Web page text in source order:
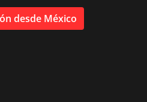
desde México